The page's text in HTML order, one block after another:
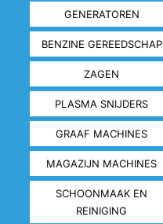
GENERATOREN
BENZINE GEREEDSCHAP
ZAGEN
PLASMA SNIJDERS
GRAAF MACHINES
MAGAZIJN MACHINES
SCHOONMAAK EN
REINIGING